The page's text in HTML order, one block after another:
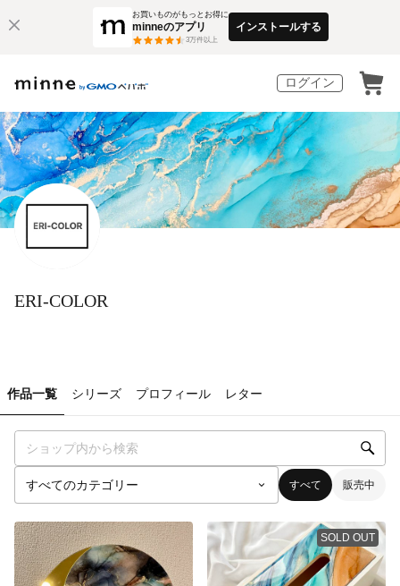
お買いものがもっとお得に
minneのアプリ
3万件以上
インストールする
ログイン
ERI-COLOR
作品一覧 シリーズ プロフィール レター
すべて 販売中
SOLD OUT